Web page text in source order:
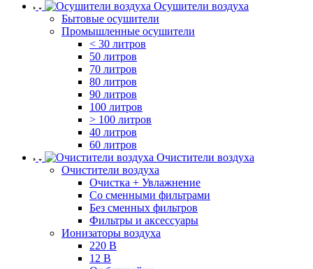
Осушители воздуха
Бытовые осушители
Промышленные осушители
< 30 литров
50 литров
70 литров
80 литров
90 литров
100 литров
> 100 литров
40 литров
60 литров
Очистители воздуха
Очистители воздуха
Очистка + Увлажнение
Cо сменными фильтрами
Без сменных фильтров
Фильтры и аксессуары
Ионизаторы воздуха
220 В
12 В